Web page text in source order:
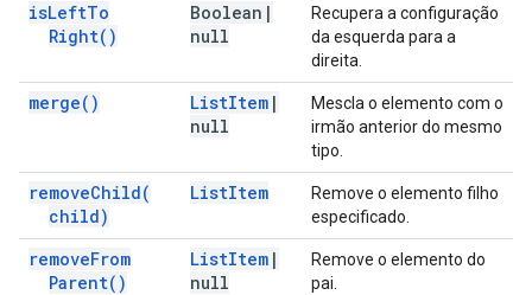
isLeftTo
Right( )
Boolean |
null
Recupera a configuração
da esquerda para a
direita.
merge( ) ListItem |
null
Mescla o elemento com o
irmão anterior do mesmo
tipo.
removeChild(
child)
ListItem
Remove o elemento filho
especificado.
removeFrom
Parent( )
ListItem |
null
Remove o elemento do
pai.